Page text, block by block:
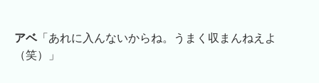
アベ「あれに入んないからね。うまく収まんねえよ
（笑）」